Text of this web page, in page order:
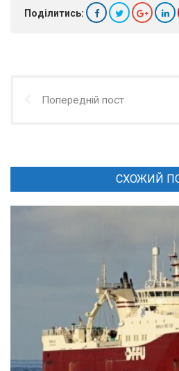
Поділитись:
Попередній пост
СХОЖИЙ